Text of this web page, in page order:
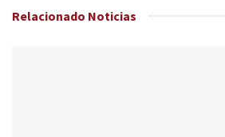
Relacionado Noticias